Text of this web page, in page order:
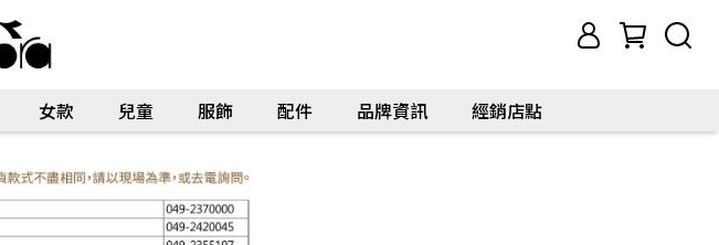
女款 兒童 服飾 配件 品牌資訊 經銷店點